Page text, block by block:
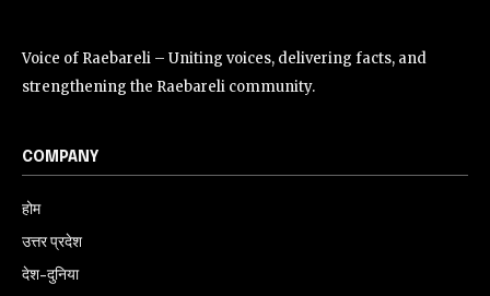
Voice of Raebareli – Uniting voices, delivering facts, and
strengthening the Raebareli community.
COMPANY
होम
उत्तर प्रदेश
देश-दुनिया